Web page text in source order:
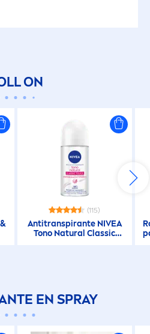
ON
&
(115)
Antitranspirante NIVEA
Tono Natural Classic
EN SPRAY